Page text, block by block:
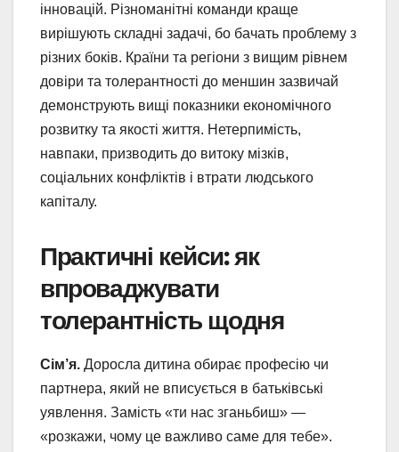
інновацій. Різноманітні команди краще
вирішують складні задачі, бо бачать проблему з
різних боків. Країни та регіони з вищим рівнем
довіри та толерантності до меншин зазвичай
демонструють вищі показники економічного
розвитку та якості життя. Нетерпимість,
навпаки, призводить до витоку мізків,
соціальних конфліктів і втрати людського
капіталу.
Практичні кейси: як
впроваджувати
толерантність щодня
Сім’я. Доросла дитина обирає професію чи
партнера, який не вписується в батьківські
уявлення. Замість «ти нас зганьбиш» —
«розкажи, чому це важливо саме для тебе».